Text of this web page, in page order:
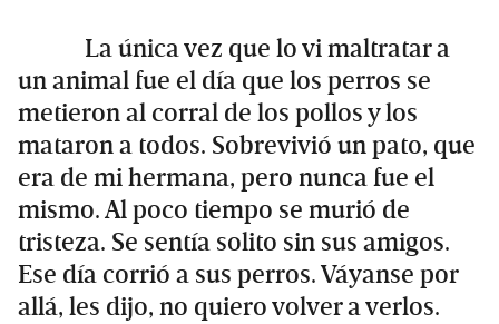
La única vez que lo vi maltratar a
un animal fue el día que los perros se
metieron al corral de los pollos y los
mataron a todos. Sobrevivió un pato, que
era de mi hermana, pero nunca fue el
mismo. Al poco tiempo se murió de
tristeza. Se sentía solito sin sus amigos.
Ese día corrió a sus perros. Váyanse por
allá, les dijo, no quiero volver a verlos.